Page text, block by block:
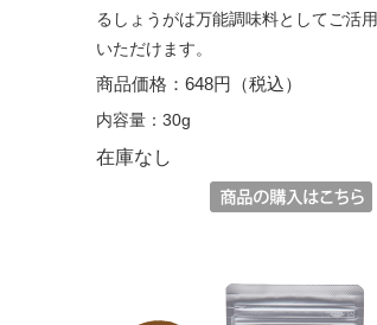
るしょうがは万能調味料としてご活用
いただけます。
商品価格：648円（税込）
内容量：30g
在庫なし